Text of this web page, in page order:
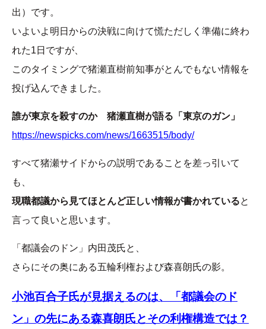
出）です。
いよいよ明日からの決戦に向けて慌ただしく準備に終わ
れた1日ですが、
このタイミングで猪瀬直樹前知事がとんでもない情報を
投げ込んできました。
誰が東京を殺すのか 猪瀬直樹が語る「東京のガン」
https://newspicks.com/news/1663515/body/
すべて猪瀬サイドからの説明であることを差っ引いて
も、
現職都議から見てほとんど正しい情報が書かれていると
言って良いと思います。
「都議会のドン」内田茂氏と、
さらにその奥にある五輪利権および森喜朗氏の影。
小池百合子氏が見据えるのは、「都議会のド
ン」の先にある森喜朗氏とその利権構造では？